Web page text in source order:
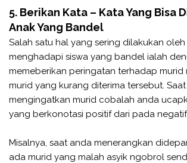
5. Berikan Kata – Kata Yang Bisa
Anak Yang Bandel
Salah satu hal yang sering dilakukan
menghadapi siswa yang bandel ialah
memeberikan peringatan terhadap murid
murid yang kurang diterima tersebut.
mengingatkan murid cobalah anda
yang berkonotasi positif dari pada negatif.
Misalnya, saat anda menerangkan
ada murid yang malah asyik ngobrol